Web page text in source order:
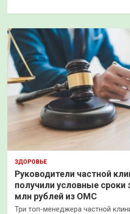
ЗДОРОВЬЕ
Руководители частной
получили условные сроки
млн рублей из ОМС
Три топ-менеджера частной